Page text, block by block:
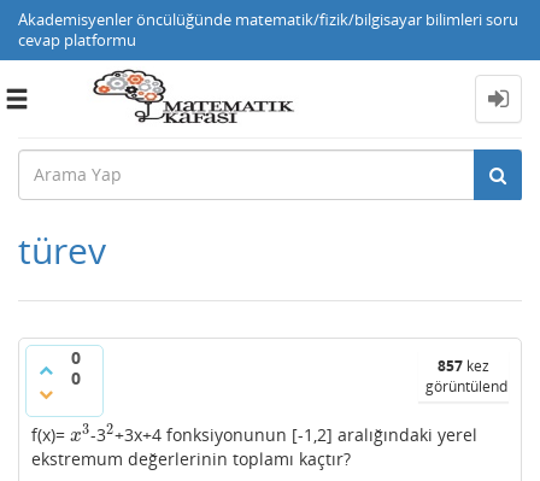
Akademisyenler öncülüğünde matematik/fizik/bilgisayar bilimleri soru
cevap platformu
Toggle
türev
0
0
857 kez
görüntülendi
f(x)= x3
x3-32
2+3x+4 fonksiyonunun [-1,2] aralığındaki yerel
ekstremum değerlerinin toplamı kaçtır?